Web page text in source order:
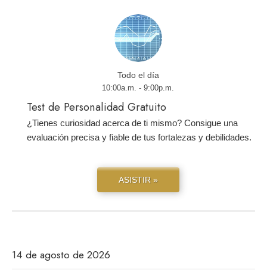
Todo el día
10:00a.m. - 9:00p.m.
Test de Personalidad Gratuito
¿Tienes curiosidad acerca de ti mismo? Consigue una
evaluación precisa y fiable de tus fortalezas y debilidades.
ASISTIR »
14 de agosto de 2026